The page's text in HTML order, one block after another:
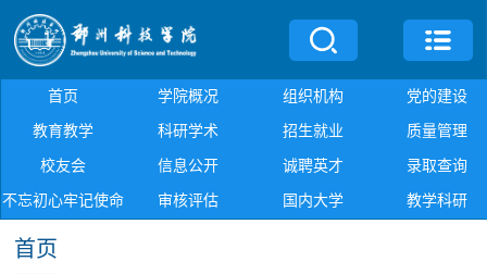
首页 学院概况 组织机构 党的建设
教育教学 科研学术 招生就业 质量管理
校友会 信息公开 诚聘英才 录取查询
不忘初心牢记使命 审核评估 国内大学 教学科研
首页